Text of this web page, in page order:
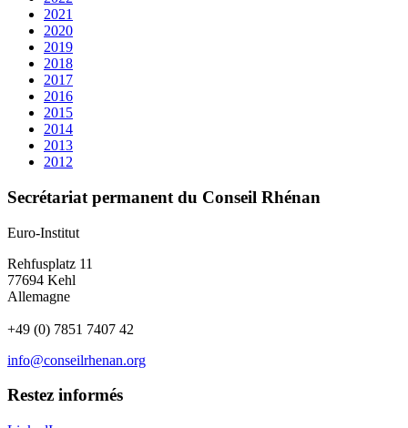
2021
2020
2019
2018
2017
2016
2015
2014
2013
2012
Secrétariat permanent du Conseil Rhénan
Euro-Institut
Rehfusplatz 11
77694 Kehl
Allemagne
+49 (0) 7851 7407 42
info@conseilrhenan.org
Restez informés